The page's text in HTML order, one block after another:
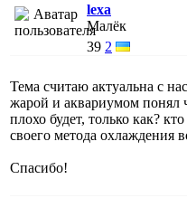
lexa
Малёк
39 2
Тема считаю актуальна с
жарой и аквариумом понял
плохо будет, только как?
своего метода охлаждения
Спасибо!